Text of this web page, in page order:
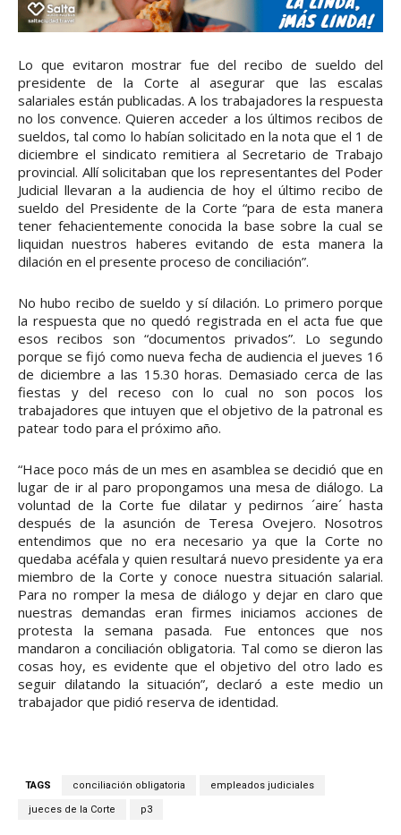
Lo que evitaron mostrar fue del recibo de sueldo del
presidente de la Corte al asegurar que las escalas
salariales están publicadas. A los trabajadores la respuesta
no los convence. Quieren acceder a los últimos recibos de
sueldos, tal como lo habían solicitado en la nota que el 1 de
diciembre el sindicato remitiera al Secretario de Trabajo
provincial. Allí solicitaban que los representantes del Poder
Judicial llevaran a la audiencia de hoy el último recibo de
sueldo del Presidente de la Corte “para de esta manera
tener fehacientemente conocida la base sobre la cual se
liquidan nuestros haberes evitando de esta manera la
dilación en el presente proceso de conciliación”.
No hubo recibo de sueldo y sí dilación. Lo primero porque
la respuesta que no quedó registrada en el acta fue que
esos recibos son “documentos privados”. Lo segundo
porque se fijó como nueva fecha de audiencia el jueves 16
de diciembre a las 15.30 horas. Demasiado cerca de las
fiestas y del receso con lo cual no son pocos los
trabajadores que intuyen que el objetivo de la patronal es
patear todo para el próximo año.
“Hace poco más de un mes en asamblea se decidió que en
lugar de ir al paro propongamos una mesa de diálogo. La
voluntad de la Corte fue dilatar y pedirnos ´aire´ hasta
después de la asunción de Teresa Ovejero. Nosotros
entendimos que no era necesario ya que la Corte no
quedaba acéfala y quien resultará nuevo presidente ya era
miembro de la Corte y conoce nuestra situación salarial.
Para no romper la mesa de diálogo y dejar en claro que
nuestras demandas eran firmes iniciamos acciones de
protesta la semana pasada. Fue entonces que nos
mandaron a conciliación obligatoria. Tal como se dieron las
cosas hoy, es evidente que el objetivo del otro lado es
seguir dilatando la situación”, declaró a este medio un
trabajador que pidió reserva de identidad.
TAGS conciliación obligatoria empleados judiciales
jueces de la Corte p3